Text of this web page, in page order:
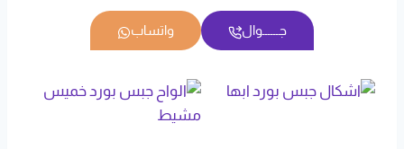
جــــــوال واتساب